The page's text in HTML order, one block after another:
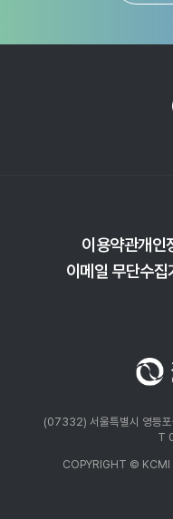
유동화 및 운용에 대한
시장 및 제도의 개선 방향을 제시하
보증 위험의 집중화라는
발달한 주요 선진국의
수행하였다. 이와 같은
안정적이고 지속적인 성
통해 조달 비용을 축소
일본의 사례를 볼 때, 금
신탁업 참여를 허용하여
하는 신탁업 규율에 대
신탁업 라이센스 유연
고령자의 수요에 맞는
이용약관개인
이메일 무단수집
(07332) 서울특별시 영등
T
COPYRIGHT © KCMI